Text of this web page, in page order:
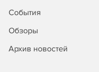
События
Обзоры
Архив новостей